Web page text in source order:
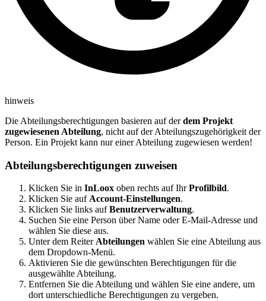
hinweis
Die Abteilungsberechtigungen basieren auf derdem Projekt
zugewiesenen Abteilung, nicht auf der Abteilungszugehörigkeit der
Person. Ein Projekt kann nur einer Abteilung zugewiesen werden!
Abteilungsberechtigungen zuweisen
Klicken Sie in InLoox oben rechts auf IhrProfilbild.
Klicken Sie aufAccount-Einstellungen.
Klicken Sie links aufBenutzerverwaltung.
Suchen Sie eine Person über Name oder E-Mail-Adresse und
wählen Sie diese aus.
Unter dem ReiterAbteilungen wählen Sie eine Abteilung aus
dem Dropdown-Menü.
Aktivieren Sie die gewünschten Berechtigungen für die
ausgewählte Abteilung.
Entfernen Sie die Abteilung und wählen Sie eine andere, um
dort unterschiedliche Berechtigungen zu vergeben.